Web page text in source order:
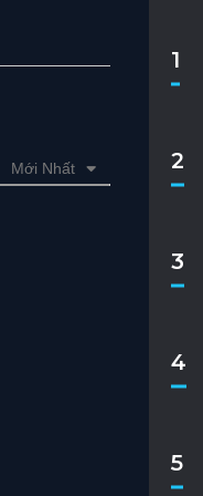
Mới Nhất
1
2
3
4
5